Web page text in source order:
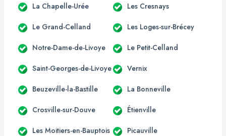
La Chapelle-Urée Les Cresnays
Le Grand-Celland Les Loges-sur-Brécey
Notre-Dame-de-Livoye Le Petit-Celland
Saint-Georges-de-Livoye Vernix
Beuzeville-la-Bastille La Bonneville
Crosville-sur-Douve Étienville
Les Moitiers-en-Bauptois Picauville